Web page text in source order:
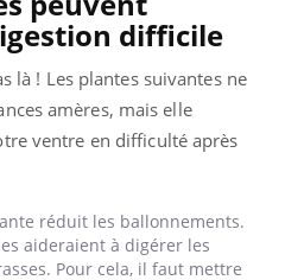
difficile
là ! Les plantes suivantes ne
amères, mais elle
ventre en difficulté après
réduit les ballonnements.
aideraient à digérer les
Pour cela, il faut mettre